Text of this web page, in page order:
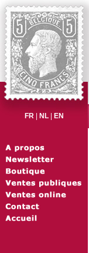
FR| NL| EN